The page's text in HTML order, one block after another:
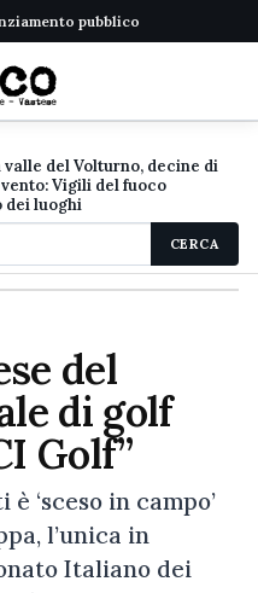
pubblico
del Volturno, decine di
Vigili del fuoco
dei luoghi
CERCA
del
di golf
Golf”
‘sceso in campo’
l’unica in
Italiano dei